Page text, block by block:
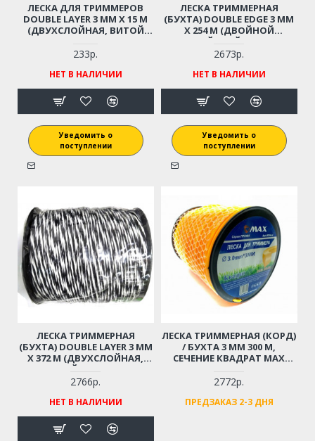
ЛЕСКА ДЛЯ ТРИММЕРОВ
DOUBLE LAYER 3 ММ X 15 М
(ДВУХСЛОЙНАЯ, ВИТОЙ
233р.
НЕТ В НАЛИЧИИ
Уведомить о
поступлении
ЛЕСКА ТРИММЕРНАЯ
(БУХТА) DOUBLE EDGE 3 ММ
X 254 М (ДВОЙНОЙ
РЕЖУЩИЙ КРАЙ, КВАДРАТ,
ДВУХКОМПОНЕНТНАЯ)
2673р.
НЕТ В НАЛИЧИИ
Уведомить о
поступлении
ЛЕСКА ТРИММЕРНАЯ
(БУХТА) DOUBLE LAYER 3 ММ
X 372 М (ДВУХСЛОЙНАЯ,
ВИТОЙ КВАДРАТ)
2766р.
НЕТ В НАЛИЧИИ
ЛЕСКА ТРИММЕРНАЯ (КОРД)
/ БУХТА 3 ММ 300 М,
СЕЧЕНИЕ КВАДРАТ MAX
2772р.
ПРЕДЗАКАЗ 2-3 ДНЯ